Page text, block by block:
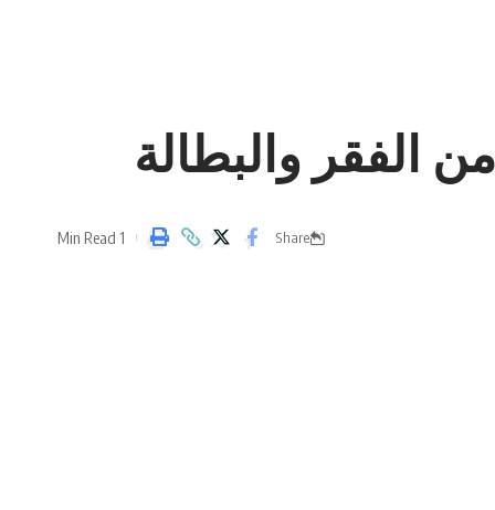
الفقر والبطالة
Share
1 Min Read